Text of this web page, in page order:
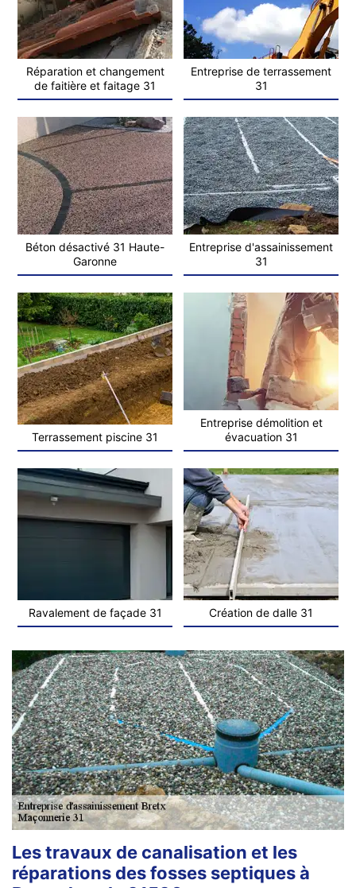
Réparation et changement
de faitière et faitage 31
Entreprise de terrassement
31
Béton désactivé 31 Haute-
Garonne
Entreprise d'assainissement
31
Terrassement piscine 31
Entreprise démolition et
évacuation 31
Ravalement de façade 31 Création de dalle 31
Les travaux de canalisation et les
réparations des fosses septiques à